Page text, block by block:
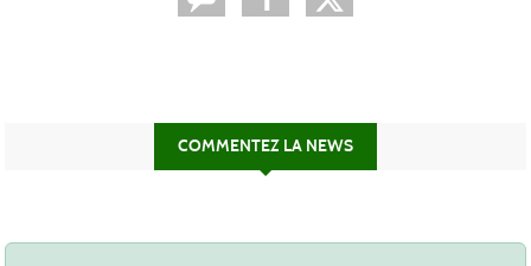
COMMENTEZ LA NEWS